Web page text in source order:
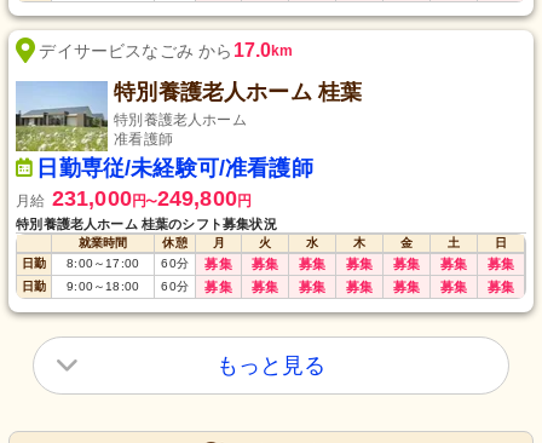
デイサービスなごみ から 17.0km
特別養護老人ホーム 桂葉
特別養護老人ホーム
准看護師
日勤専従/未経験可/准看護師
月給 231,000円〜249,800円
特別養護老人ホーム 桂葉のシフト募集状況
就業時間 休憩 月 火 水 木 金 土
日
日勤
8:00～17:00 60分 募集 募集 募集 募集 募集 募集 募集
日勤 9:00～18:00 60分 募集 募集 募集 募集 募集 募集 募集
もっと見る